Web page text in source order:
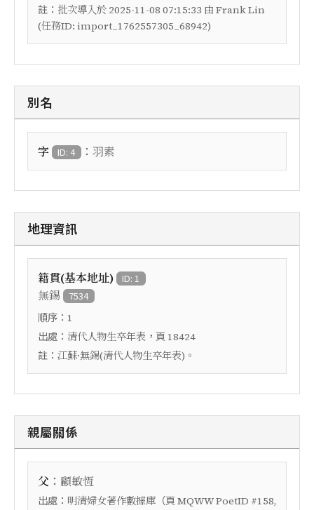
註： 批次導入於 2025-11-08 07:15:33 由 Frank Lin
(任務ID: import_1762557305_68942)
別名
字 ID: 4 ： 羽素
地理資訊
籍貫(基本地址) ID: 1
無錫 7534
順序： 1
出處： 清代人物生卒年表 ，頁 18424
註： 江蘇·無錫(清代人物生卒年表)。
親屬關係
父 ： 顧敏恆
出處： 明清婦女著作數據庫 （頁 MQWW PoetID #158,